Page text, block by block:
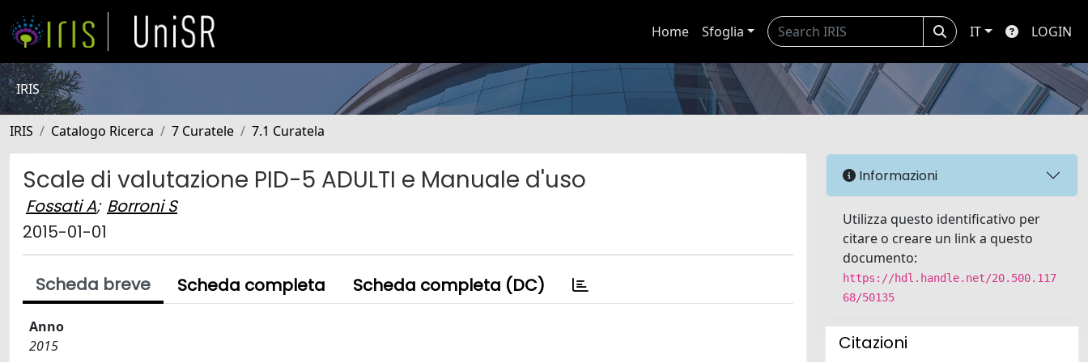
Home Sfoglia IT LOGIN
IRIS
IRIS Catalogo Ricerca 7 Curatele 7.1 Curatela
Scale di valutazione PID-5 ADULTI e Manuale d'uso
Fossati A; Borroni S
2015-01-01
Scheda breve Scheda completa Scheda completa (DC)
Anno
2015
Informazioni
Utilizza questo identificativo per
citare o creare un link a questo
documento:
https://hdl.handle.net/20.500.117
68/50135
Citazioni